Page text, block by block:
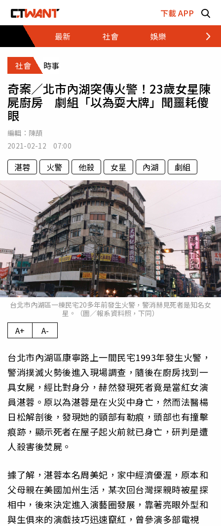
下載 APP
最新
社會 娛樂 財經
社會 時事
奇案／北市內湖突傳火警！23歲女星陳
屍廚房 劇組「以為耍大牌」聞噩耗傻
眼
編輯： 陳頡
2021-02-12 07:00
湛蓉 火警 他殺 女星 內湖 劇組
台北市內湖區一棟民宅20多年前發生火警，警消赫見死者是知名女
星。（圖／報系資料照，下同）
A+ A-
台北市內湖區康寧路上一間民宅1993年發生火警，
警消撲滅火勢後進入現場調查，隨後在廚房找到一
具女屍，經比對身分，赫然發現死者竟是當紅女演
員湛蓉。原以為湛蓉是在火災中身亡，然而法醫楊
日松解剖後，發現她的頸部有勒痕，頭部也有撞擊
痕跡，顯示死者在屋子起火前就已身亡，研判是遭
人殺害後焚屍。
據了解，湛蓉本名周美妃，家中經濟優渥，原本和
父母親在美國加州生活，某次回台灣探親時被星探
相中，後來決定進入演藝圈發展，靠著亮眼外型和
與生俱來的演戲技巧迅速竄紅，曾參演多部電視